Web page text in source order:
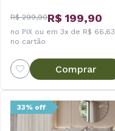
R$ 299,90R$ 199,90
no PIX ou em 3x de R$ 66,63
no cartão
Comprar
33% off